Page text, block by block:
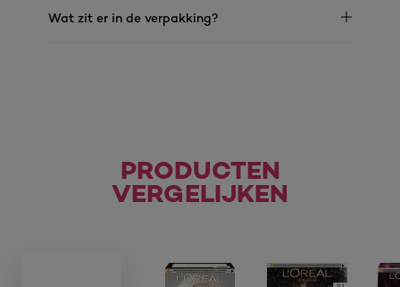
Wat zit er in de verpakking?
PRODUCTEN
VERGELIJKEN